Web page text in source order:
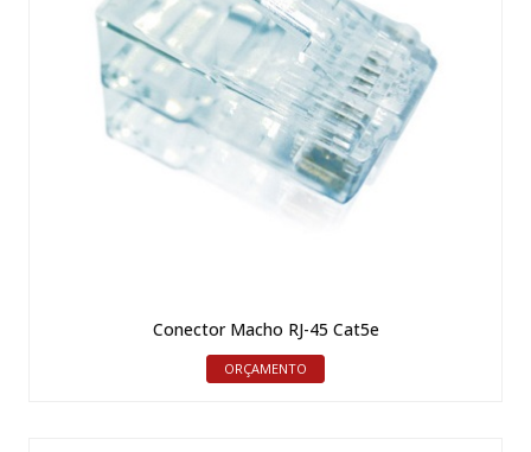
Conector Macho RJ-45 Cat5e
ORÇAMENTO